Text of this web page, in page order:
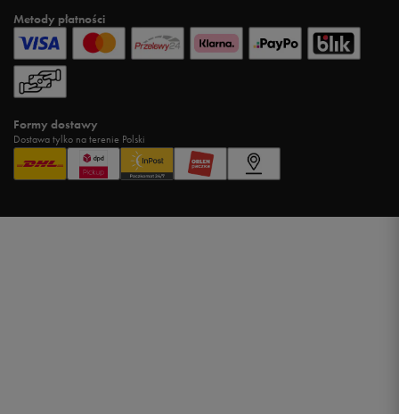
Metody płatności
Formy dostawy
Dostawa tylko na terenie Polski